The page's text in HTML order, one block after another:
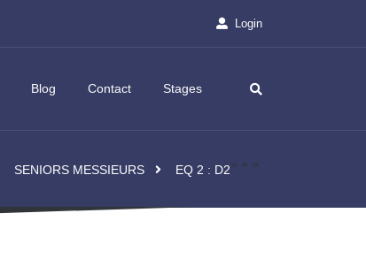
Convocation Assemblée Générale du Comité….
Login
Blog Contact Stages
» »
SENIORS MESSIEURS »
EQ 2 : D2